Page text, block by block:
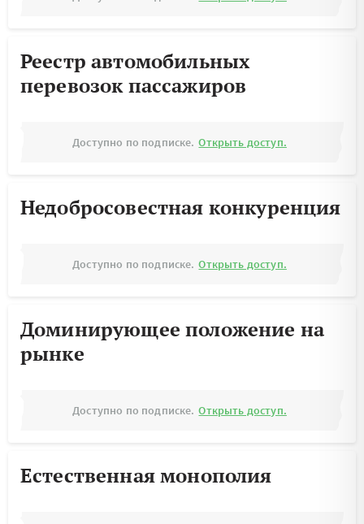
Реестр автомобильных
перевозок пассажиров
Доступно по подписке. Открыть доступ.
Недобросовестная конкуренция
Доступно по подписке. Открыть доступ.
Доминирующее положение на
рынке
Доступно по подписке. Открыть доступ.
Естественная монополия